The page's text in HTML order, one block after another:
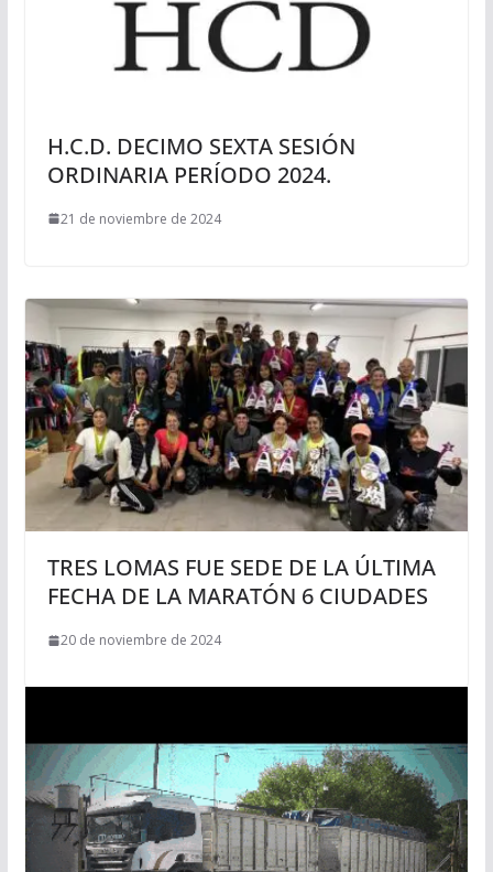
H.C.D. DECIMO SEXTA SESIÓN
ORDINARIA PERÍODO 2024.
21 de noviembre de 2024
TRES LOMAS FUE SEDE DE LA ÚLTIMA
FECHA DE LA MARATÓN 6 CIUDADES
20 de noviembre de 2024